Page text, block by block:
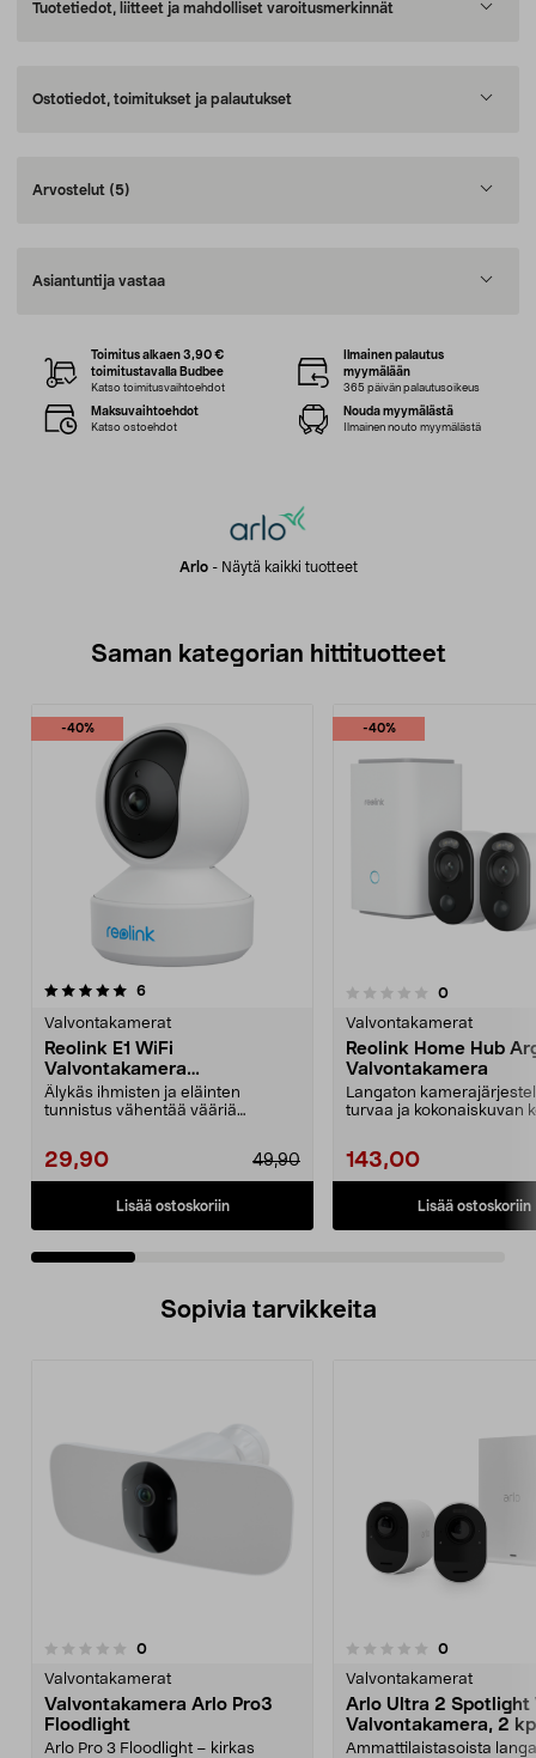
Tuotetiedot, liitteet ja mahdolliset varoitusmerkinnät
Ostotiedot, toimitukset ja palautukset
Arvostelut (5)
Asiantuntija vastaa
Arlo- Näytä kaikki tuotteet
Toimitus alkaen 3,90 €
toimitustavalla Budbee
Katso toimitusvaihtoehdot
Ilmainen palautus
myymälään
365 päivän palautusoikeus
Maksuvaihtoehdot
Katso ostoehdot
Nouda myymälästä
Ilmainen nouto myymälästä
Saman kategorian hittituotteet
-40%
6arvostelut
Valvontakamerat
Reolink E1 WiFi
Valvontakamera
sisäkäyttöön
Älykäs ihmisten ja eläinten
tunnistus vähentää vääriä
29,90 49,90
Lisää ostoskoriin
-40%
0.0 viidestä
0arvostelut
Valvontakamerat
Reolink Home Hub
Valvontakamera
Langaton
turvaa ja kokonaiskuvan
143,00
Lisää ostoskoriin
4.5 viidestä
Sopivia tarvikkeita
0arvostelut
Valvontakamerat
Valvontakamera Arlo Pro3
Floodlight
Arlo Pro 3 Floodlight – kirkas
0.0 viidestä
0arvostelut
Valvontakamerat
Arlo Ultra 2 Spotlight
Valvontakamera, 2
Ammattilaistasoista
5.0viidestä